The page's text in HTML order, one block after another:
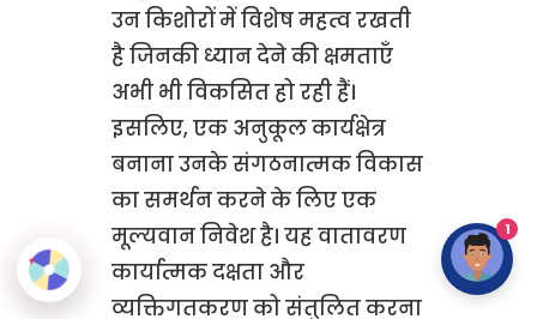
उन किशोरों में विशेष महत्व रखती
है जिनकी ध्यान देने की क्षमताएँ
अभी भी विकसित हो रही हैं।
इसलिए, एक अनुकूल कार्यक्षेत्र
बनाना उनके संगठनात्मक विकास
का समर्थन करने के लिए एक
मूल्यवान निवेश है। यह वातावरण
कार्यात्मक दक्षता और
व्यक्तिगतकरण को संतुलित करना
1